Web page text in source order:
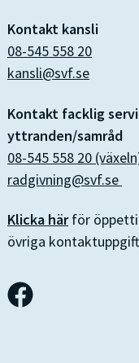
Kontakt kansli
08-545 558 20
kansli@svf.se
Kontakt facklig
yttranden/samråd
08-545 558 20
radgivning@svf.se
Klicka härför
övriga